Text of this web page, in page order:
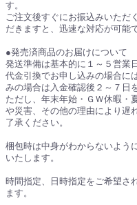
す。
ご注文後すぐにお振込みいただ
だきますと、迅速な対応が可能
●発売済商品のお届けについて
発送準備は基本的に１～５営業
代金引換でお申し込みの場合に
みの場合は入金確認後２～７日
ただし、年末年始・ＧＷ休暇・
や災害、その他の理由により遅
了承ください。
梱包時は中身がわからないよう
いたします。
時間指定、日時指定をご希望さ
ます。